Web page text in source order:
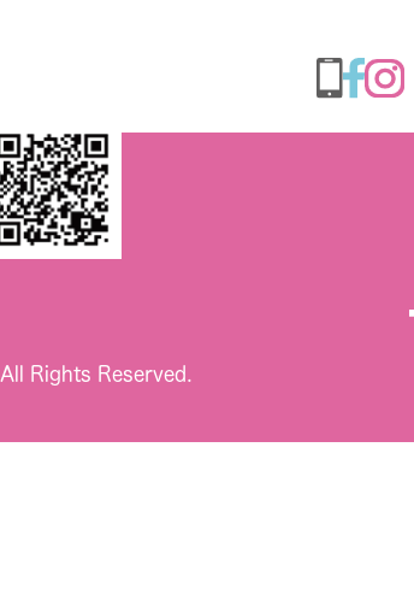
All Rights Reserved.